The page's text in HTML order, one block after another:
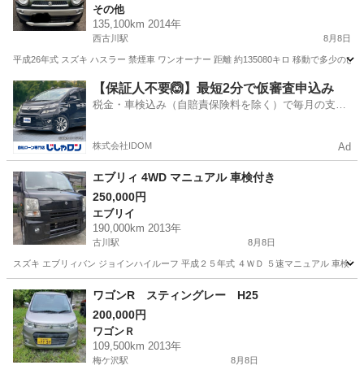
その他
135,100km 2014年
西古川駅 8月8日
平成26年式 スズキ ハスラー 禁煙車 ワンオーナー 距離 約135080キロ 移動で多少の
宮城 黒川郡 西古川駅 その他
【保証人不要🙆】最短2分で仮審査申込み
税金・車検込み（自賠責保険料を除く）で毎月の支払
株式会社IDOM Ad
エブリィ 4WD マニュアル 車検付き
250,000円
エブリイ
190,000km 2013年
古川駅 8月8日
スズキ エブリィバン ジョインハイルーフ 平成２５年式 ４ＷＤ ５速マニュアル 車検
宮城 大崎市 古川駅
ワゴンR スティングレー H25
200,000円
ワゴンＲ
109,500km 2013年
梅ケ沢駅 8月8日